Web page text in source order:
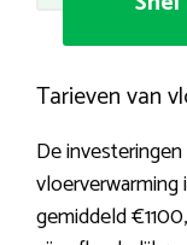
Tarieven van
De
gemiddeld